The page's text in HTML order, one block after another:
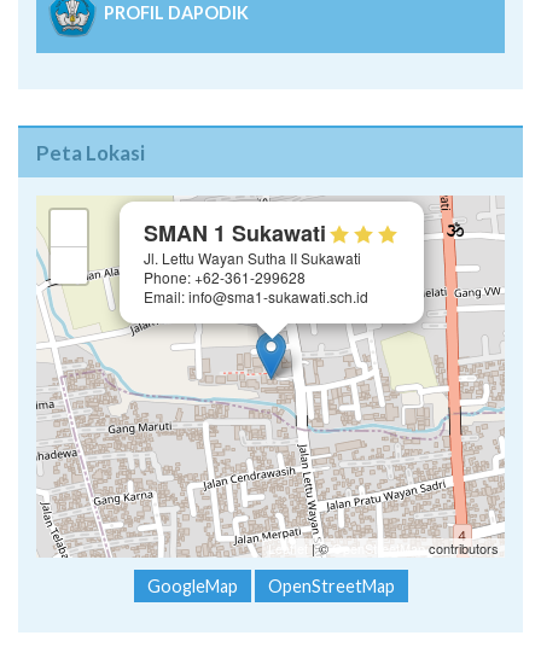
PROFIL DAPODIK
Peta Lokasi
SMAN 1 Sukawati
Jl. Lettu Wayan Sutha II Sukawati
Phone: +62-361-299628
Email: info@sma1-sukawati.sch.id
Leaflet | ©OpenStreetMap contributors
GoogleMap OpenStreetMap